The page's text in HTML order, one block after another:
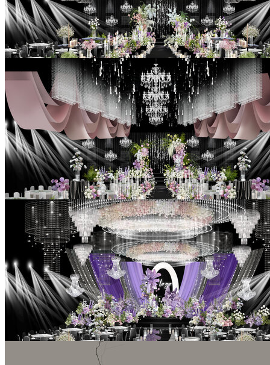
白绿粉色婚礼手绘效果图￥99
白绿粉紫色婚礼手绘效果图￥99